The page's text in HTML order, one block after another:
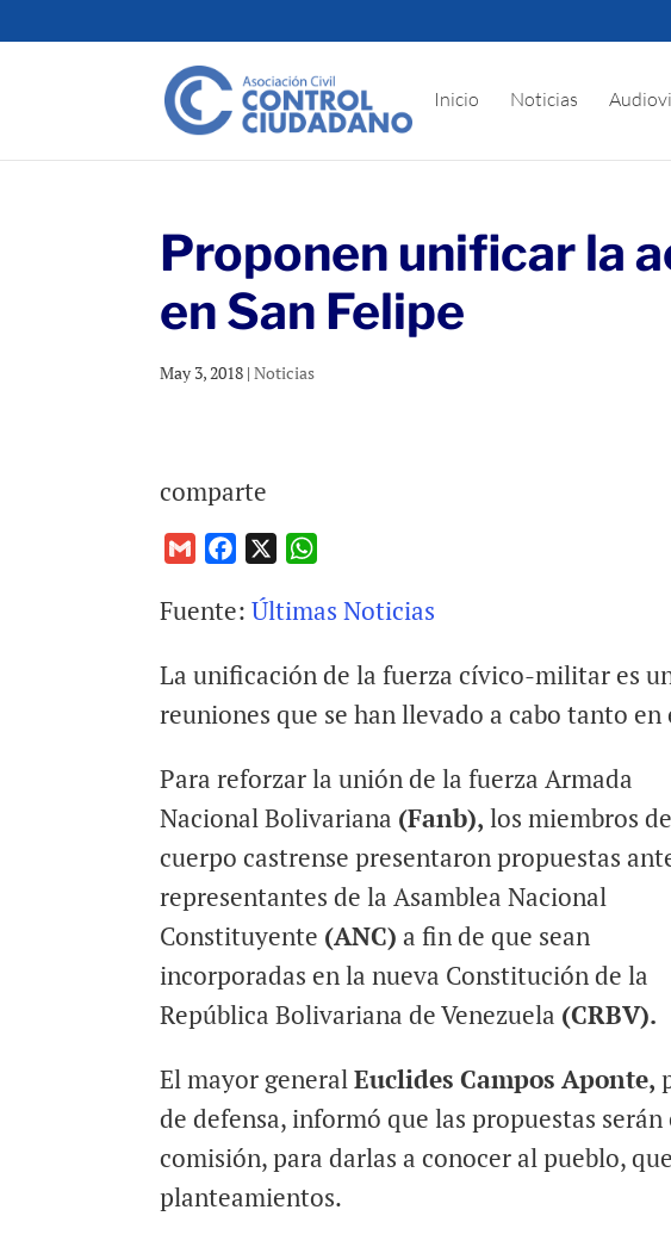
Inicio Noticias
Proponen unificar la
en San Felipe
May 3, 2018 |Noticias
comparte
G
a
l
c
b
k
a
s
p
Fuente:Últimas Noticias
La unificación de la fuerza cívico-militar es
reuniones que se han llevado a cabo tanto en
Para reforzar la unión de la fuerza Armada
Nacional Bolivariana (Fanb), los miembros
cuerpo castrense presentaron propuestas
representantes de la Asamblea Nacional
Constituyente (ANC) a fin de que sean
incorporadas en la nueva Constitución de la
República Bolivariana de Venezuela (CRBV).
El mayor generalEuclides Campos Aponte,
de defensa, informó que las propuestas
comisión, para darlas a conocer al pueblo,
planteamientos.